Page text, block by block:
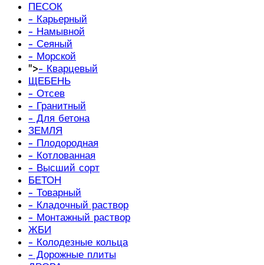
ПЕСОК
- Карьерный
- Намывной
- Сеяный
- Морской
">- Кварцевый
ЩЕБЕНЬ
- Отсев
- Гранитный
- Для бетона
ЗЕМЛЯ
- Плодородная
- Котлованная
- Высший сорт
БЕТОН
- Товарный
- Кладочный раствор
- Монтажный раствор
ЖБИ
- Колодезные кольца
- Дорожные плиты